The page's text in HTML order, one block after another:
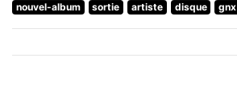
nouvel-album
sortie artiste disque gnx